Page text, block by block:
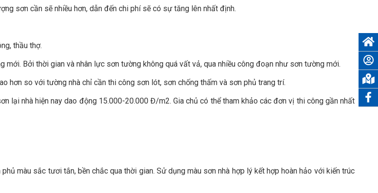
sơn cần sẽ nhiều hơn, dẫn đến chi phí sẽ có sự tăng lên nhất định.
thầu thợ.
Bởi thời gian và nhân lực sơn tường không quá vất vả, qua nhiều công đoạn như sơn tường mới.
hơn so với tường nhà chỉ cần thi công sơn lót, sơn chống thấm và sơn phủ trang trí.
lại nhà hiện nay dao động 15.000-20.000 Đ/m2. Gia chủ có thể tham khảo các đơn vị thi công gần nhất
màu sắc tươi tắn, bền chắc qua thời gian. Sử dụng màu sơn nhà hợp lý kết hợp hoàn hảo với kiến trúc